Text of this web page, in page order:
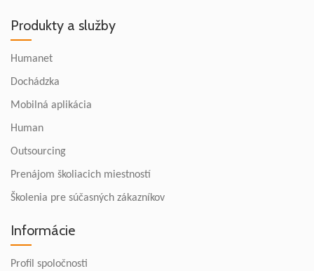
Produkty a služby
Humanet
Dochádzka
Mobilná aplikácia
Human
Outsourcing
Prenájom školiacich miestností
Školenia pre súčasných zákazníkov
Informácie
Profil spoločnosti